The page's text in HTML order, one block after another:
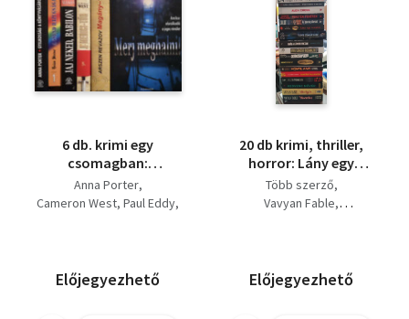
6 db. krimi egy
csomagban:
Gyilkosság a
könyvvásáron - A
hazugságai - Magány-
12
Anna Porter
Cameron West Paul Eddy
Előjegyezhető
20 db krimi, thriller,
horror: Lány egy
nővér+Határtalanok+Amíg
Több szerző
Vavyan Fable
James Grippando
Előjegyezhető